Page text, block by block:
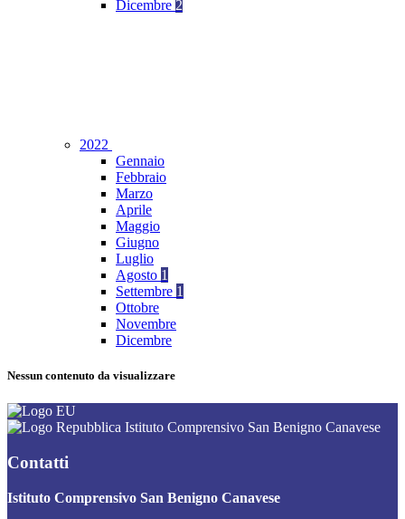
Dicembre 2
2022
Gennaio
Febbraio
Marzo
Aprile
Maggio
Giugno
Luglio
Agosto 1
Settembre 1
Ottobre
Novembre
Dicembre
Nessun contenuto da visualizzare
Istituto Comprensivo San Benigno Canavese
Contatti
Istituto Comprensivo San Benigno Canavese